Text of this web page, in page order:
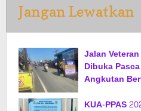
Jangan Lewatkan
Jalan
Dibuka
Angkutan
KUA-PPAS